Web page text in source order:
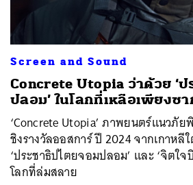
Screen and Sound
Concrete Utopia ว่าด้วย ‘ป
ปลอม’ ในโลกที่เหลือเพียงซ
‘Concrete Utopia’ ภาพยนตร์แนวภั
ชิงรางวัลออสการ์ ปี 2024 จากเกาห
‘ประชาธิปไตยจอมปลอม’ และ ‘จิตใ
โลกที่ล่มสลาย